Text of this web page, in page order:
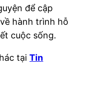
để cập
hành trình hỗ
cuộc sống.
tạiTin